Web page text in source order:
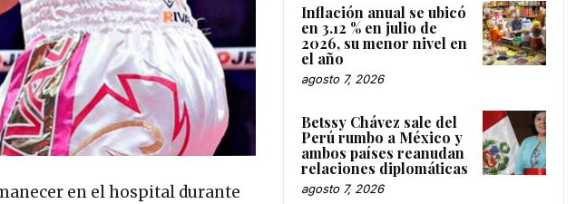
en el hospital durante
Inflación anual se ubicó
en 3.12 % en julio de
2026, su menor nivel en
el año
agosto 7, 2026
Betssy Chávez sale del
Perú rumbo a México y
ambos países reanudan
relaciones diplomáticas
agosto 7, 2026